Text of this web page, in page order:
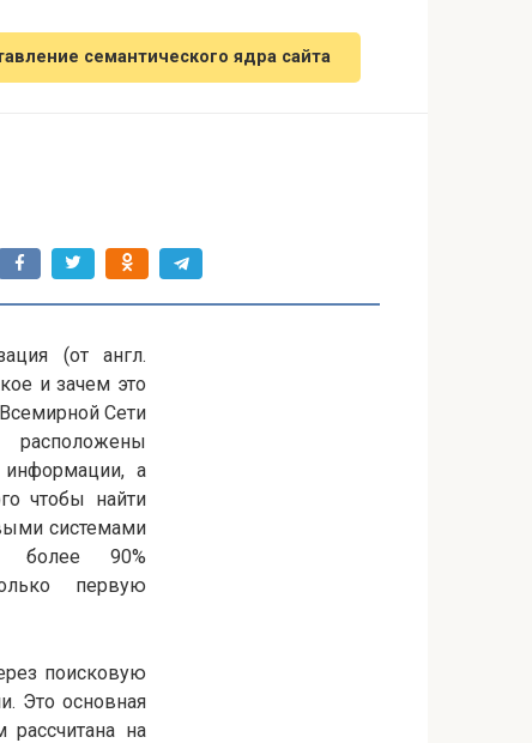
семантического ядра сайта
(от англ.
и зачем это
Сети
а
чтобы найти
системами
более 90%
первую
поисковую
Это основная
рассчитана на